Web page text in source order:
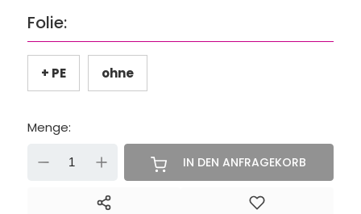
Folie:
+ PE ohne
Menge:
IN DEN ANFRAGEKORB